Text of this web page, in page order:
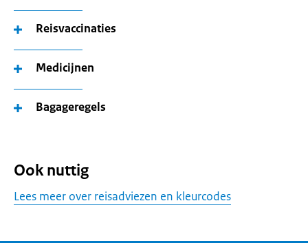
Reisvaccinaties
Medicijnen
Bagageregels
Ook nuttig
Lees meer over reisadviezen en kleurcodes